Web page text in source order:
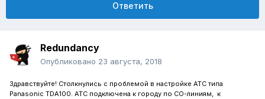
Ответить
Redundancy
Опубликовано 23 августа, 2018
Здравствуйте! Столкнулись с проблемой в настройке АТС типа
Panasonic TDA100. АТС подключена к городу по СО-линиям, к